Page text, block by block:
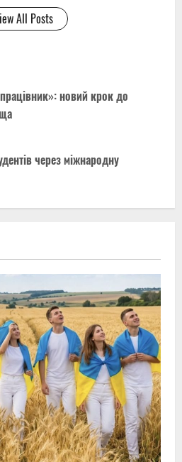
All Posts
новий крок до
через міжнародну